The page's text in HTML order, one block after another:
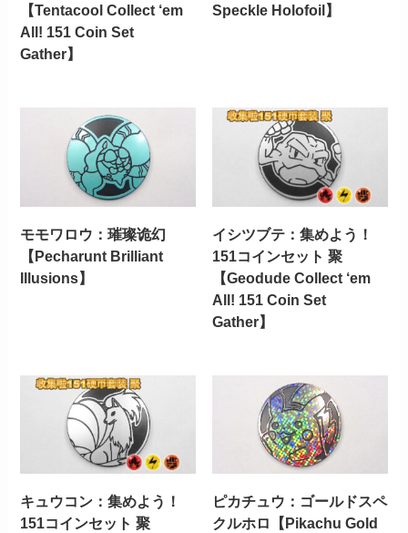
【Tentacool Collect ‘em
All! 151 Coin Set
Gather】
Speckle Holofoil】
モモワロウ：璀璨诡幻
【Pecharunt Brilliant
Illusions】
イシツブテ：集めよう！
151コインセット 聚
【Geodude Collect ‘em
All! 151 Coin Set
Gather】
キュウコン：集めよう！
151コインセット 聚
ピカチュウ：ゴールドスペ
クルホロ【Pikachu Gold